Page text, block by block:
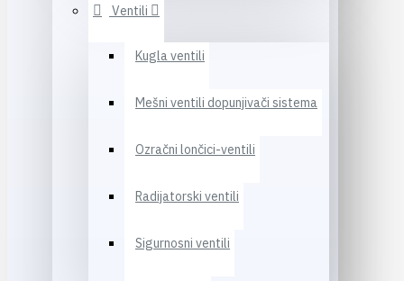
Ventili
Kugla ventili
Mešni ventili dopunjivači sistema
Ozračni lončici-ventili
Radijatorski ventili
Sigurnosni ventili